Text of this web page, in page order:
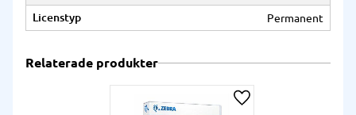
Licenstyp
Permanent
Relaterade produkter
Lägg till i önskelista